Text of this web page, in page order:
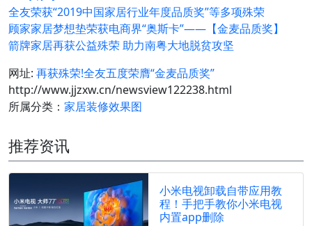
全友荣获“2019中国家居行业年度品质奖”等多项殊荣
顾家家居梦想垫荣获电商界“奥斯卡”——【金麦品质奖】
箭牌家居再获公益殊荣 助力南粤大地脱贫攻坚
网址: 再获殊荣!全友五度荣膺“金麦品质奖”
http://www.jjzxw.cn/newsview122238.html
所属分类： 家居装修效果图
推荐资讯
小米电视卸载自带应用教
程！手把手教你小米电视
内置app删除